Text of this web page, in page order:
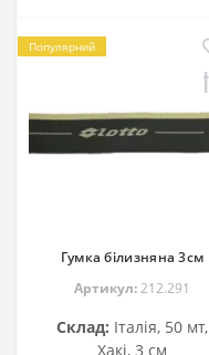
Популярний
Гумка білизняна 3см
Артикул:212.291
Склад: Італія, 50 мт,
Хакі, 3 см